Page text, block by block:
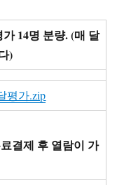
14명 분량. (매 달
)
평가.zip
결제 후 열람이 가